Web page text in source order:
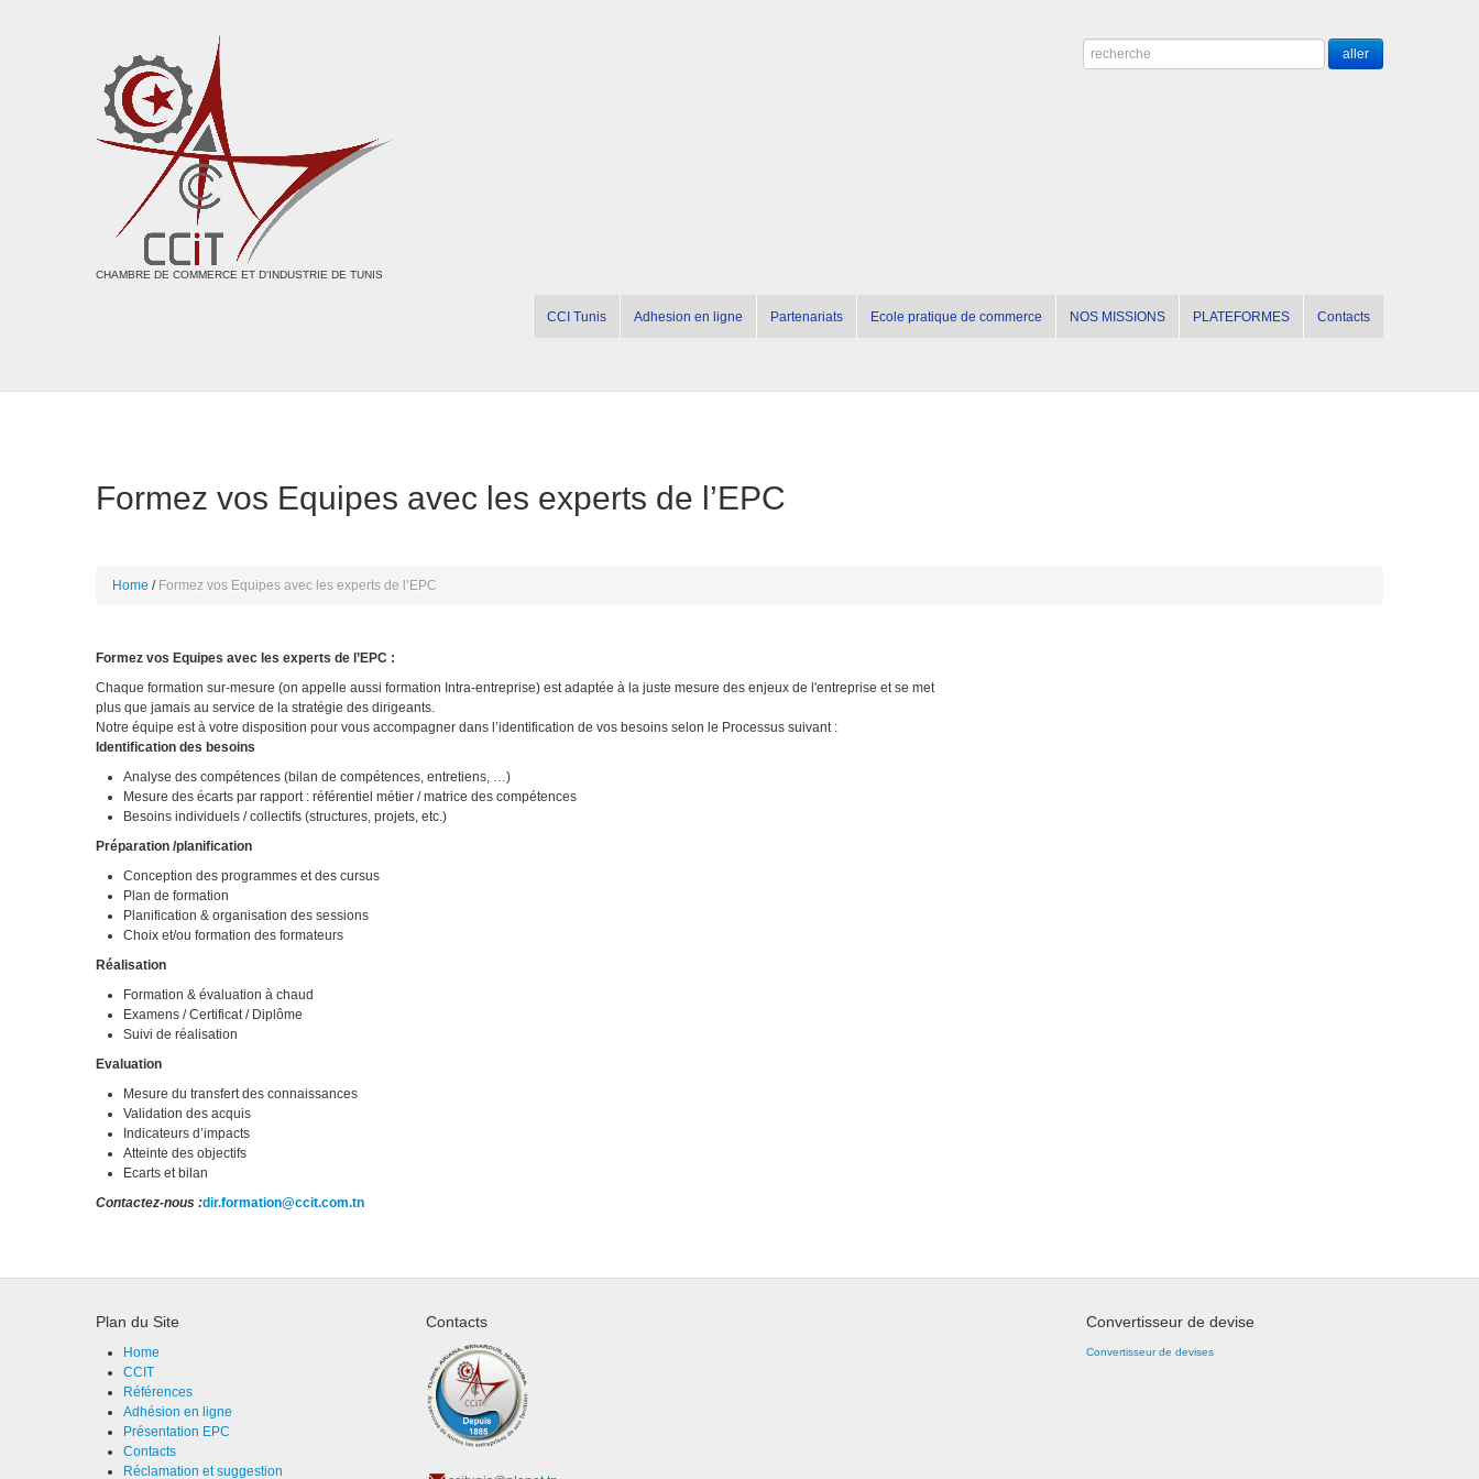
CHAMBRE DE COMMERCE ET D'INDUSTRIE DE TUNIS
CCI Tunis Adhesion en ligne Partenariats Ecole pratique de commerce NOS MISSIONS PLATEFORMES Contacts
Formez vos Equipes avec les experts de l’EPC
Home Formez vos Equipes avec les experts de l’EPC
Formez vos Equipes avec les experts de l’EPC :
Chaque formation sur-mesure (on appelle aussi formation Intra-entreprise) est adaptée à la juste mesure des enjeux de l'entreprise et se met
plus que jamais au service de la stratégie des dirigeants.
Notre équipe est à votre disposition pour vous accompagner dans l’identification de vos besoins selon le Processus suivant :
Identification des besoins
Analyse des compétences (bilan de compétences, entretiens, …)
Mesure des écarts par rapport : référentiel métier / matrice des compétences
Besoins individuels / collectifs (structures, projets, etc.)
Préparation /planification
Conception des programmes et des cursus
Plan de formation
Planification & organisation des sessions
Choix et/ou formation des formateurs
Réalisation
Formation & évaluation à chaud
Examens / Certificat / Diplôme
Suivi de réalisation
Evaluation
Mesure du transfert des connaissances
Validation des acquis
Indicateurs d’impacts
Atteinte des objectifs
Ecarts et bilan
Contactez-nous :dir.formation@ccit.com.tn
Plan du Site
Home
CCIT
Références
Adhésion en ligne
Présentation EPC
Contacts
Réclamation et suggestion
Contacts Convertisseur de devise
Convertisseur de devises